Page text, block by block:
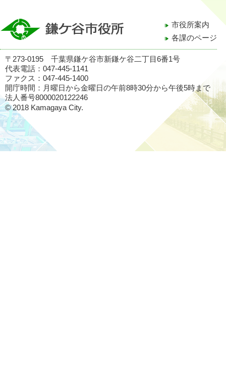
市役所案内
各課のページ
〒273-0195 千葉県鎌ケ谷市新鎌ケ谷二丁目6番1号
代表電話：047-445-1141
ファクス：047-445-1400
開庁時間：月曜日から金曜日の午前8時30分から午後5時まで
法人番号8000020122246
© 2018 Kamagaya City.